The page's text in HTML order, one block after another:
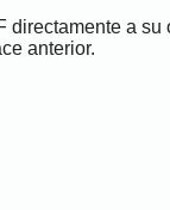
directamente a
anterior.